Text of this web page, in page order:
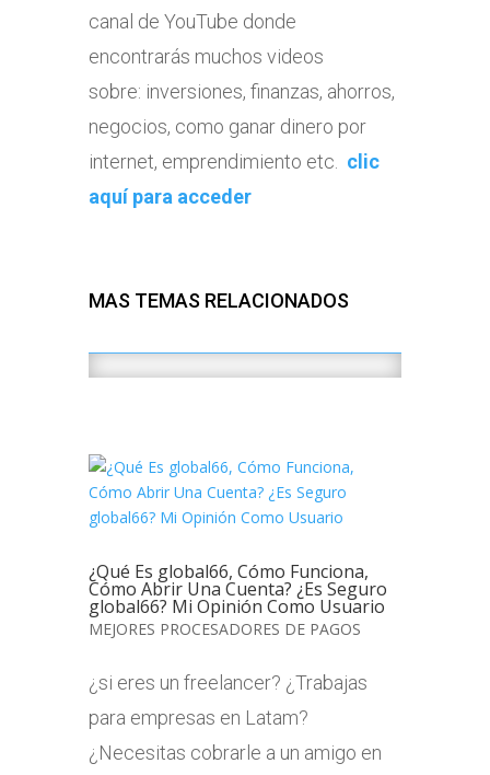
canal de YouTube donde
encontrarás muchos videos
sobre: inversiones, finanzas, ahorros,
negocios, como ganar dinero por
internet, emprendimiento etc.
clic
aquí para acceder
MAS TEMAS RELACIONADOS
¿Qué Es global66, Cómo Funciona,
Cómo Abrir Una Cuenta? ¿Es Seguro
global66? Mi Opinión Como Usuario
MEJORES PROCESADORES DE PAGOS
¿si eres un freelancer? ¿Trabajas
para empresas en Latam?
¿Necesitas cobrarle a un amigo en